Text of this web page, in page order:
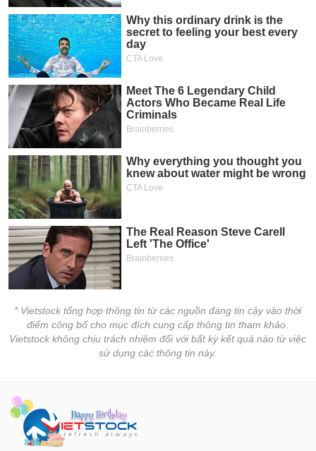
* Vietstock tổng hợp thông tin từ các nguồn đáng tin cậy vào thời
điểm công bố cho mục đích cung cấp thông tin tham khảo.
Vietstock không chịu trách nhiệm đối với bất kỳ kết quả nào từ việc
sử dụng các thông tin này.